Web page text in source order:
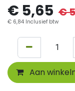
€ 5,65 €
€ 6,84 Inclusief btw
Aan